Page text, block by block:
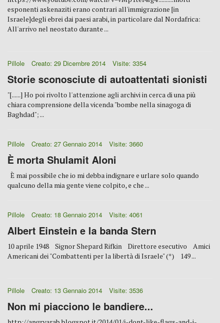
esponenti askenaziti erano contrari all'immigrazione [in
Israele]degli ebrei dai paesi arabi, in particolare dal Nordafrica:
All'arrivo nel neostato durante ...
Pillole Creato: 29 Dicembre 2014 Visite: 3354
Storie sconosciute di autoattentati sionisti
"[......] Ho poi rivolto l'attenzione agli archivi in cerca di una più
chiara comprensione della vicenda "bombe nella sinagoga di
Baghdad"; ...
Pillole Creato: 27 Gennaio 2014 Visite: 3660
È morta Shulamit Aloni
È mai possibile che io mi debba indignare e urlare solo quando
qualcuno della mia gente viene colpito, e che ...
Pillole Creato: 18 Gennaio 2014 Visite: 4061
Albert Einstein e la banda Stern
10 aprile 1948 Signor Shepard Rifkin Direttore esecutivo Amici
Americani dei "Combattenti per la libertà di Israele" (*) 149 ...
Pillole Creato: 13 Gennaio 2014 Visite: 3536
Non mi piacciono le bandiere...